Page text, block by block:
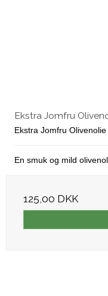
Ekstra Jomfru
Ekstra Jomfru Olivenolie
En smuk og mild
125,00 DKK